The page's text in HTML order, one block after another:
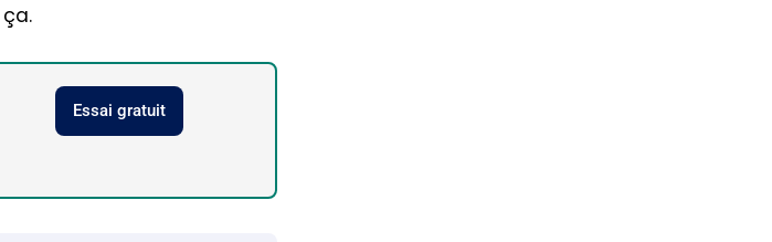
Essai gratuit